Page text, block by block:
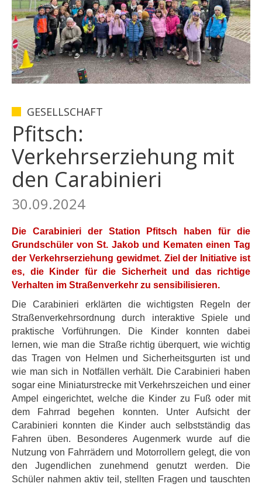
GESELLSCHAFT
Pfitsch:
Verkehrserziehung mit
den Carabinieri
30.09.2024
Die Carabinieri der Station Pfitsch haben für die
Grundschüler von St. Jakob und Kematen einen Tag
der Verkehrserziehung gewidmet. Ziel der Initiative ist
es, die Kinder für die Sicherheit und das richtige
Verhalten im Straßenverkehr zu sensibilisieren.
Die Carabinieri erklärten die wichtigsten Regeln der
Straßenverkehrsordnung durch interaktive Spiele und
praktische Vorführungen. Die Kinder konnten dabei
lernen, wie man die Straße richtig überquert, wie wichtig
das Tragen von Helmen und Sicherheitsgurten ist und
wie man sich in Notfällen verhält. Die Carabinieri haben
sogar eine Miniaturstrecke mit Verkehrszeichen und einer
Ampel eingerichtet, welche die Kinder zu Fuß oder mit
dem Fahrrad begehen konnten. Unter Aufsicht der
Carabinieri konnten die Kinder auch selbstständig das
Fahren üben. Besonderes Augenmerk wurde auf die
Nutzung von Fahrrädern und Motorrollern gelegt, die von
den Jugendlichen zunehmend genutzt werden. Die
Schüler nahmen aktiv teil, stellten Fragen und tauschten